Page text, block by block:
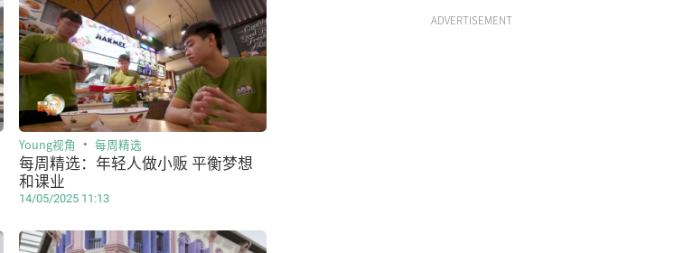
每周精选：年轻人做小贩 平衡梦想
和课业
Young视角 每周精选
14/05/2025 11:13
ADVERTISEMENT